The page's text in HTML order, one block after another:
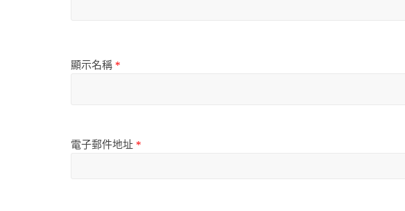
顯示名稱 *
電子郵件地址 *